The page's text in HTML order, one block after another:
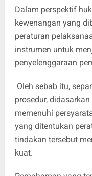
Dalam perspektif
kewenangan yang
peraturan
instrumen untuk
penyelenggaraan
Oleh sebab itu,
prosedur,
memenuhi
yang ditentukan
tindakan tersebut
kuat.